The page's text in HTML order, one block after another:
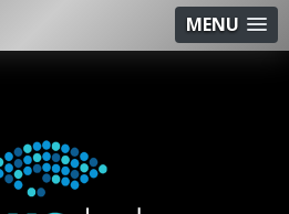
MENU